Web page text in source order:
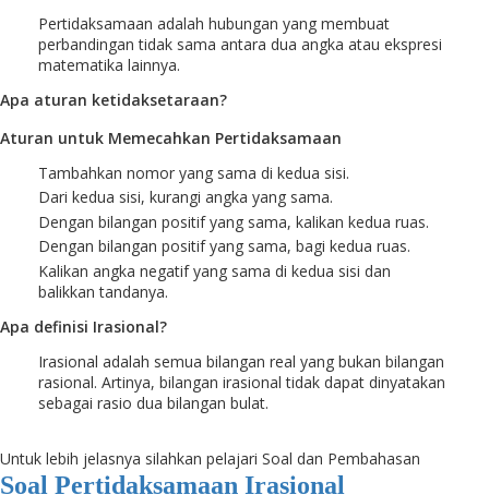
Pertidaksamaan adalah hubungan yang membuat
perbandingan tidak sama antara dua angka atau ekspresi
matematika lainnya.
Apa aturan ketidaksetaraan?
Aturan untuk Memecahkan Pertidaksamaan
Tambahkan nomor yang sama di kedua sisi.
Dari kedua sisi, kurangi angka yang sama.
Dengan bilangan positif yang sama, kalikan kedua ruas.
Dengan bilangan positif yang sama, bagi kedua ruas.
Kalikan angka negatif yang sama di kedua sisi dan
balikkan tandanya.
Apa definisi Irasional?
Irasional adalah semua bilangan real yang bukan bilangan
rasional. Artinya, bilangan irasional tidak dapat dinyatakan
sebagai rasio dua bilangan bulat.
Untuk lebih jelasnya silahkan pelajari Soal dan Pembahasan
Soal Pertidaksamaan Irasional